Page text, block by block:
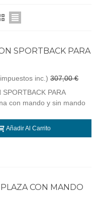
SPORTBACK PARA
inc.) 307,00 €
PARA
con mando y sin mando
Añadir Al Carrito
CON MANDO